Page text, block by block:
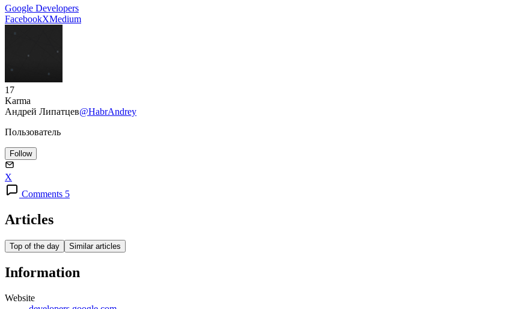
Google Developers
FacebookXMedium
17
Karma
Андрей Липатцев@HabrAndrey
Пользователь
Follow
X
Comments 5
Articles
Top of the day Similar articles
Information
Website